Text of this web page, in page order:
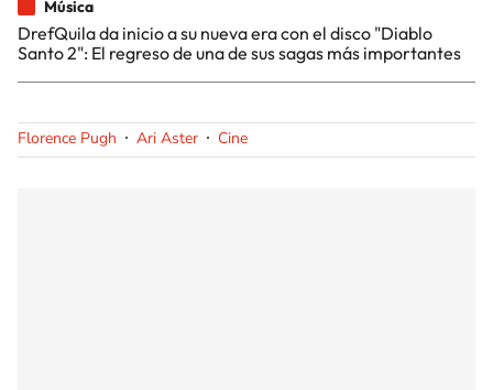
Música
DrefQuila da inicio a su nueva era con el disco "Diablo
Santo 2": El regreso de una de sus sagas más importantes
Florence Pugh Ari Aster Cine